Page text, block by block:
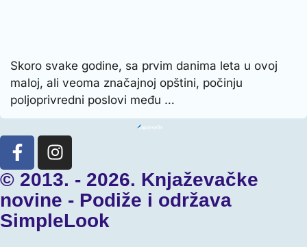
Skoro svake godine, sa prvim danima leta u ovoj
maloj, ali veoma značajnoj opštini, počinju
poljoprivredni poslovi među …
© 2013. - 2026. Knjaževačke
novine - Podiže i održava
SimpleLook